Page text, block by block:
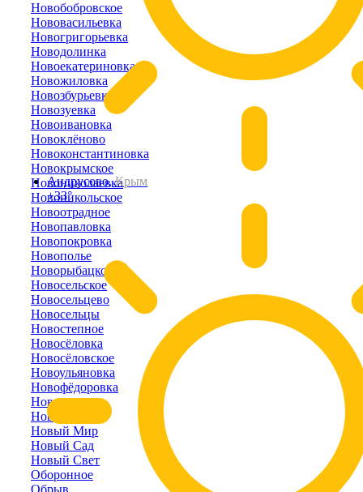
Андрусово,Крым
+33°
Новобобровское
Нововасильевка
Новогригорьевка
Новодолинка
Новоекатериновка
Новожиловка
Новозбурьевка
Новозуевка
Новоивановка
Новоклёново
Новоконстантиновка
Новокрымское
Новониколаевка
Новоникольское
Новоотрадное
Новопавловка
Новопокровка
Новополье
Новорыбацкое
Новосельское
Новосельцево
Новосельцы
Новостепное
Новосёловка
Новосёловское
Новоульяновка
Новофёдоровка
Новоэстония
Новый Кояш
Новый Мир
Новый Сад
Новый Свет
Оборонное
Обрыв